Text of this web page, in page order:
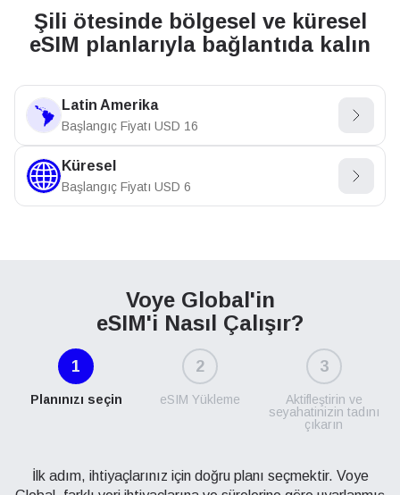
Şili ötesinde bölgesel ve küresel
eSIM planlarıyla bağlantıda kalın
Latin Amerika
Başlangıç Fiyatı USD 16
Küresel
Başlangıç Fiyatı USD 6
Voye Global'in
eSIM'i Nasıl Çalışır?
1
Planınızı seçin
2
eSIM Yükleme
3
Aktifleştirin ve
seyahatinizin tadını
çıkarın
İlk adım, ihtiyaçlarınız için doğru planı seçmektir. Voye